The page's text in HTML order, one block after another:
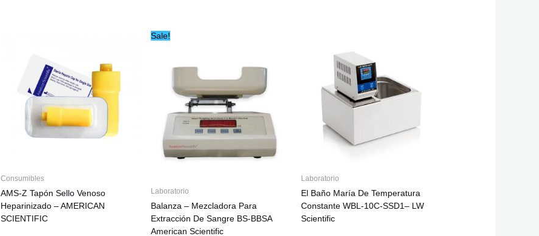
Consumibles
AMS-Z Tapón Sello Venoso
Heparinizado – AMERICAN
SCIENTIFIC
Sale!
Laboratorio
Balanza – Mezcladora Para
Extracción De Sangre BS-BBSA
American Scientific
Laboratorio
El Baño María De Temperatura
Constante WBL-10C-SSD1– LW
Scientific